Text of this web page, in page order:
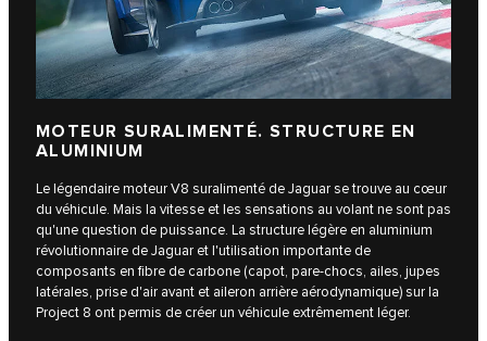
MOTEUR SURALIMENTÉ. STRUCTURE EN
ALUMINIUM
Le légendaire moteur V8 suralimenté de Jaguar se trouve au cœur
du véhicule. Mais la vitesse et les sensations au volant ne sont pas
qu'une question de puissance. La structure légère en aluminium
révolutionnaire de Jaguar et l'utilisation importante de
composants en fibre de carbone (capot, pare-chocs, ailes, jupes
latérales, prise d'air avant et aileron arrière aérodynamique) sur la
Project 8 ont permis de créer un véhicule extrêmement léger.